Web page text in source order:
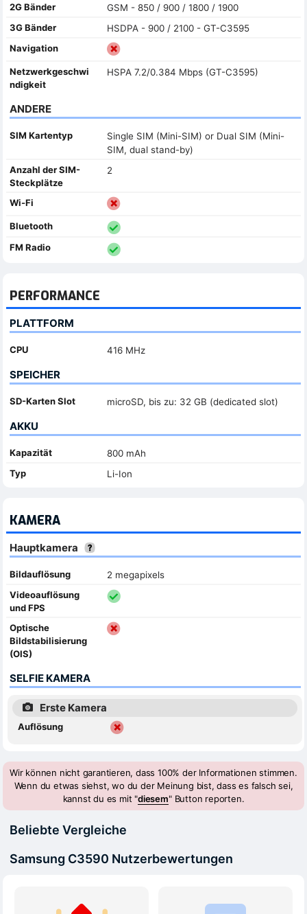
2G Bänder
GSM - 850 / 900 / 1800 / 1900
3G Bänder
HSDPA - 900 / 2100 - GT-C3595
Navigation
Netzwerkgeschwi
ndigkeit
HSPA 7.2/0.384 Mbps (GT-C3595)
ANDERE
SIM Kartentyp
Single SIM (Mini-SIM) or Dual SIM (Mini-
SIM, dual stand-by)
Anzahl der SIM-
Steckplätze
2
Wi-Fi
Bluetooth
FM Radio
PERFORMANCE
PLATTFORM
CPU 416 MHz
SPEICHER
SD-Karten Slot microSD, bis zu: 32 GB (dedicated slot)
AKKU
Kapazität
800 mAh
Typ
Li-Ion
KAMERA
Hauptkamera
Bildauflösung
2 megapixels
Videoauflösung
und FPS
Optische
Bildstabilisierung
(OIS)
SELFIE KAMERA
Erste Kamera
Auflösung
Wir können nicht garantieren, dass 100% der Informationen stimmen.
Wenn du etwas siehst, wo du der Meinung bist, dass es falsch sei,
kannst du es mit "diesem" Button reporten.
Beliebte Vergleiche
Samsung C3590 Nutzerbewertungen